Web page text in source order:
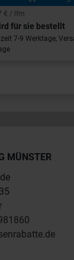
€ / lfm
für sie bestellt
7-9 Werktage,
MÜNSTER